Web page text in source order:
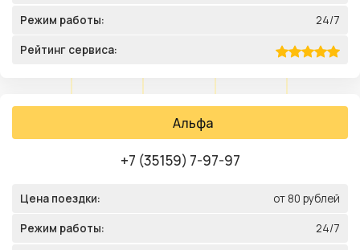
Режим работы: 24/7
Рейтинг сервиса:
Альфа
+7 (35159) 7-97-97
Цена поездки: от 80 рублей
Режим работы: 24/7